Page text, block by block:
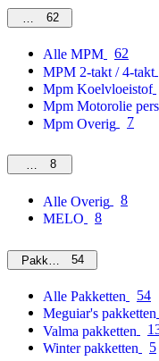
MPM62
Alle MPM
62
MPM 2-takt / 4-takt
Mpm Koelvloeistof
Mpm Motorolie
Mpm Overig
7
Overig
8
Alle Overig
8
MELO
8
Pakketten54
Alle Pakketten
54
Meguiar's pakketten
Valma pakketten
Winter pakketten
5